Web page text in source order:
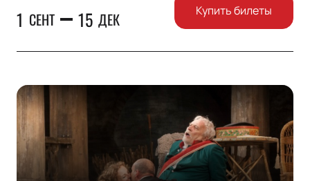
1 СЕНТ 15 ДЕК Купить билеты